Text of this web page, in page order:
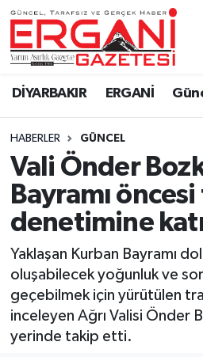
DİYARBAKIR ERGANİ
HABERLER GÜNCEL
Vali Önder
Bayramı
denetimine
Yaklaşan Kurban Bayramı
oluşabilecek yoğunluk ve
geçebilmek için yürütülen
inceleyen Ağrı Valisi Önder
yerinde takip etti.
DİYARBAKIR
BİSMİL
BAĞLAR
ERGANİ
Güncel
Resmi İlanlar
Sağlık
Si̇yaset
Spor
Ergani Nöbetçi Eczaneler
Ergani Hava Durumu
Ergani Trafik Yoğunluk
Süper Lig Puan Durumu
Tüm Manşetler
Son Dakika Haberleri
Haber Arşivi